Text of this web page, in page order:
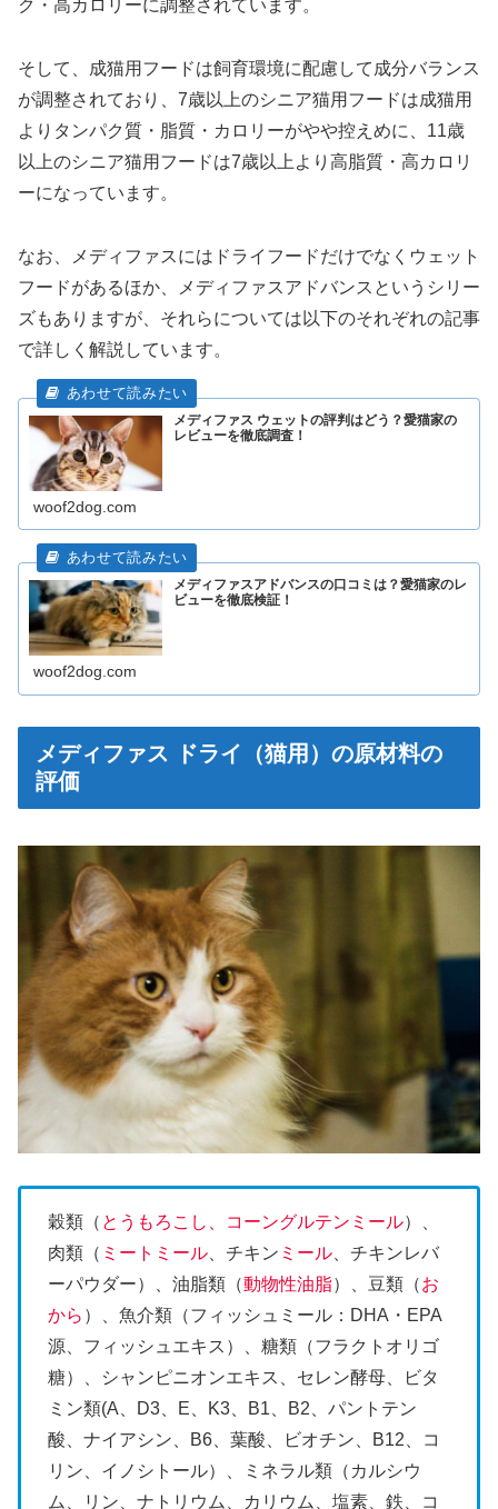
ク・高カロリーに調整されています。
そして、成猫用フードは飼育環境に配慮して成分バランス
が調整されており、7歳以上のシニア猫用フードは成猫用
よりタンパク質・脂質・カロリーがやや控えめに、11歳
以上のシニア猫用フードは7歳以上より高脂質・高カロリ
ーになっています。
なお、メディファスにはドライフードだけでなくウェット
フードがあるほか、メディファスアドバンスというシリー
ズもありますが、それらについては以下のそれぞれの記事
で詳しく解説しています。
メディファス ウェットの評判はどう？愛猫家の
レビューを徹底調査！
woof2dog.com
メディファスアドバンスの口コミは？愛猫家のレ
ビューを徹底検証！
woof2dog.com
メディファス ドライ（猫用）の原材料の
評価
穀類（ とうもろこし、コーングルテンミール）、
肉類（ ミートミール 、チキン ミール 、チキンレバ
ーパウダー）、油脂類（動物性油脂）、豆類（お
から ）、魚介類（フィッシュミール：DHA・EPA
源、フィッシュエキス）、糖類（フラクトオリゴ
糖）、シャンピニオンエキス、セレン酵母、ビタ
ミン類(A、D3、E、K3、B1、B2、パントテン
酸、ナイアシン、B6、葉酸、ビオチン、B12、コ
リン、イノシトール）、ミネラル類（カルシウ
ム、リン、ナトリウム、カリウム、塩素、鉄、コ